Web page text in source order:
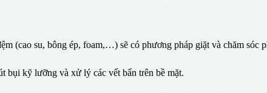
(cao su, bông ép, foam,…) sẽ có phương pháp giặt và chăm sóc
bụi kỹ lưỡng và xử lý các vết bẩn trên bề mặt.